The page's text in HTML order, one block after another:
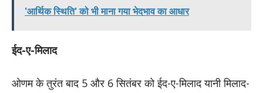
'आर्थिक स्थिति' को भी माना गया भेदभाव का आधार
ईद-ए-मिलाद
ओणम के तुरंत बाद 5 और 6 सितंबर को ईद-ए-मिलाद यानी मिलाद-